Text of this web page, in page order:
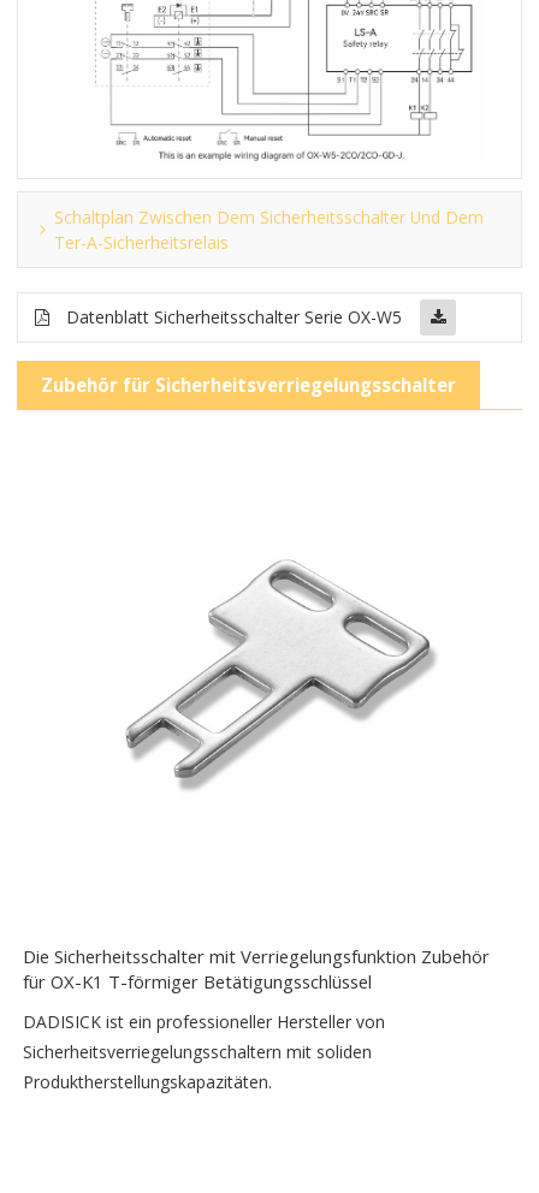
Schaltplan Zwischen Dem Sicherheitsschalter Und Dem
Ter-A-Sicherheitsrelais
Datenblatt Sicherheitsschalter Serie OX-W5
Zubehör für Sicherheitsverriegelungsschalter
Die Sicherheitsschalter mit Verriegelungsfunktion Zubehör
für OX-K1 T-förmiger Betätigungsschlüssel
DADISICK ist ein professioneller Hersteller von
Sicherheitsverriegelungsschaltern mit soliden
Produktherstellungskapazitäten.